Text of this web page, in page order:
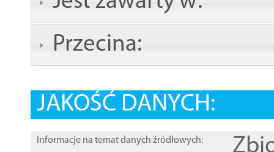
Przecina:
JAKOŚĆ DANYCH:
Informacje na temat danych źródłowych: